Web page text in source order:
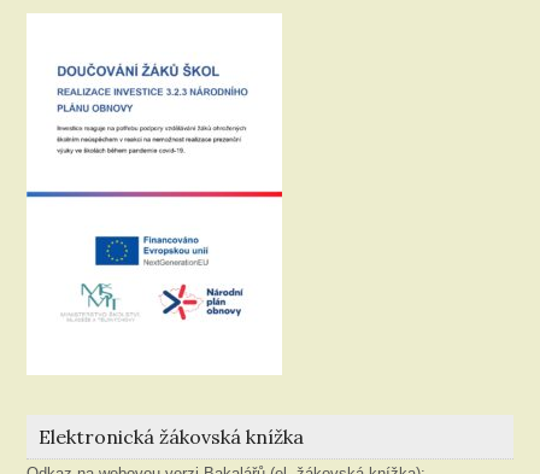
Elektronická žákovská knížka